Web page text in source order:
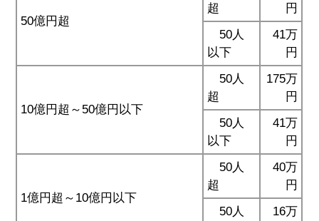
50億円超
超
円
50人
以下
41万
円
10億円超～50億円以下
50人
超
175万
円
50人
以下
41万
円
1億円超～10億円以下
50人
超
40万
円
50人
16万